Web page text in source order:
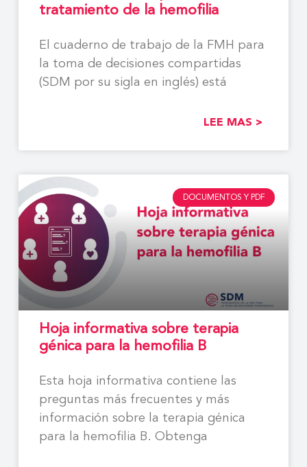
tratamiento de la hemofilia
El cuaderno de trabajo de la FMH para
la toma de decisiones compartidas
(SDM por su sigla en inglés) está
LEE MAS >
DOCUMENTOS Y PDF
Hoja informativa sobre terapia
génica para la hemofilia B
Esta hoja informativa contiene las
preguntas más frecuentes y más
información sobre la terapia génica
para la hemofilia B. Obtenga